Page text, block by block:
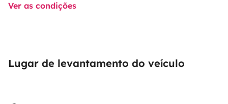
Ver as condições
Lugar de levantamento do veículo